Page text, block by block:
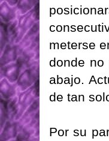
meterse
donde no
abajo.
de tan
Por su